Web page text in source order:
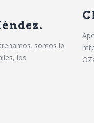
somos lo
los